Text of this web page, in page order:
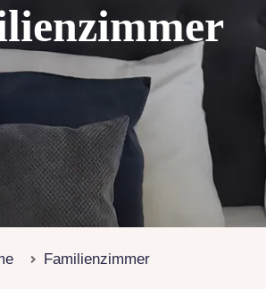
Familienzimmer